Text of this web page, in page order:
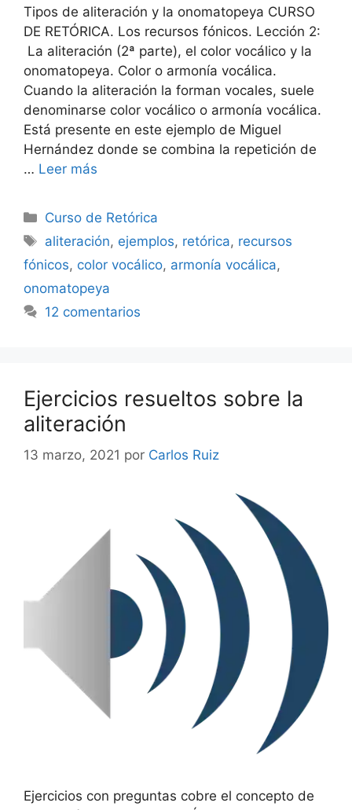
Tipos de aliteración y la onomatopeya CURSO
DE RETÓRICA. Los recursos fónicos. Lección 2:
La aliteración (2ª parte), el color vocálico y la
onomatopeya. Color o armonía vocálica.
Cuando la aliteración la forman vocales, suele
denominarse color vocálico o armonía vocálica.
Está presente en este ejemplo de Miguel
Hernández donde se combina la repetición de
… Leer más
Categorías
Curso de Retórica
Etiquetas
aliteración, ejemplos, retórica, recursos
fónicos, color vocálico, armonía vocálica,
onomatopeya
12 comentarios
Ejercicios resueltos sobre la
aliteración
13 marzo, 2021 por Carlos Ruiz
Ejercicios con preguntas cobre el concepto de